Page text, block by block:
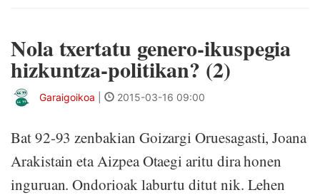
Nola txertatu genero-ikuspegia
hizkuntza-politikan? (2)
Garaigoikoa 2015-03-16 09:00
Bat 92-93 zenbakian Goizargi Oruesagasti, Joana
Arakistain eta Aizpea Otaegi aritu dira honen
inguruan. Ondorioak laburtu ditut nik. Lehen